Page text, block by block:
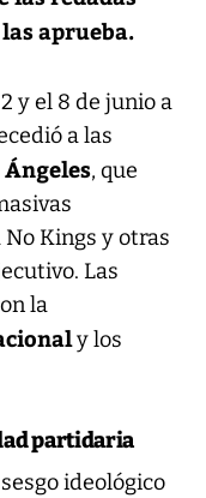
aprueba.
y el 8 de junio a
a las
Ángeles, que
Kings y otras
Las
la
y los
partidaria
ideológico